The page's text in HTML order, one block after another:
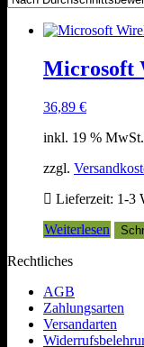
Microsoft
36,89 €
inkl. 19 % MwSt.
zzgl.
Lieferzeit: 1-3
Weiterlesen
Rechtliches
AGB
Zahlungsarten
Versandarten